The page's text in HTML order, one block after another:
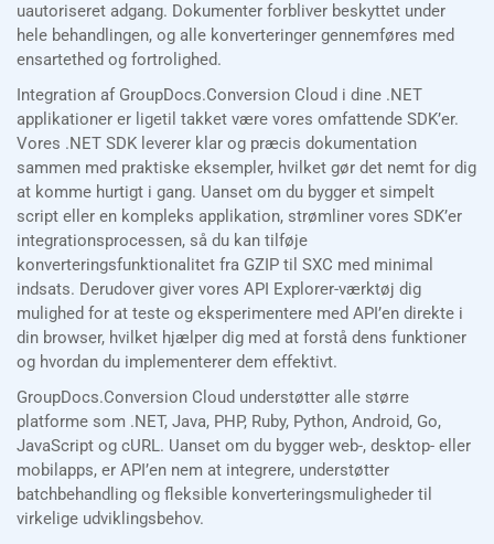
uautoriseret adgang. Dokumenter forbliver beskyttet under
hele behandlingen, og alle konverteringer gennemføres med
ensartethed og fortrolighed.
Integration af GroupDocs.Conversion Cloud i dine .NET
applikationer er ligetil takket være vores omfattende SDK’er.
Vores .NET SDK leverer klar og præcis dokumentation
sammen med praktiske eksempler, hvilket gør det nemt for dig
at komme hurtigt i gang. Uanset om du bygger et simpelt
script eller en kompleks applikation, strømliner vores SDK’er
integrationsprocessen, så du kan tilføje
konverteringsfunktionalitet fra GZIP til SXC med minimal
indsats. Derudover giver vores API Explorer-værktøj dig
mulighed for at teste og eksperimentere med API’en direkte i
din browser, hvilket hjælper dig med at forstå dens funktioner
og hvordan du implementerer dem effektivt.
GroupDocs.Conversion Cloud understøtter alle større
platforme som .NET, Java, PHP, Ruby, Python, Android, Go,
JavaScript og cURL. Uanset om du bygger web-, desktop- eller
mobilapps, er API’en nem at integrere, understøtter
batchbehandling og fleksible konverteringsmuligheder til
virkelige udviklingsbehov.